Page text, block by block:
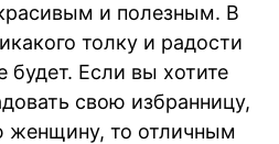
и полезным. В
толку и радости
будет. Если вы хотите
свою избранницу,
женщину, то отличным